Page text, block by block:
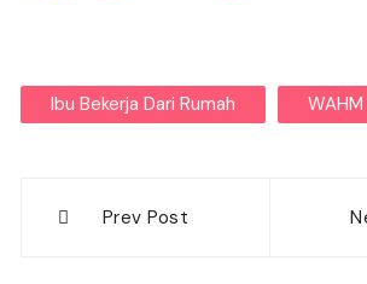
Ibu Bekerja Dari Rumah WAHM
navigation
Prev Post